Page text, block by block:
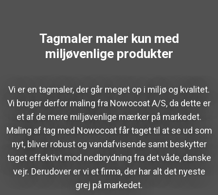
Tagmaler maler kun med
miljøvenlige produkter
Vi er en tagmaler, der går meget op i miljø og kvalitet.
Vi bruger derfor maling fra Nowocoat A/S, da dette er
et af de mere miljøvenlige mærker på markedet.
Maling af tag med Nowocoat får taget til at se ud som
nyt, bliver robust og vandafvisende samt beskytter
taget effektivt mod nedbrydning fra det våde, danske
vejr. Derudover er vi et firma, der har alt det nyeste
grej på markedet.